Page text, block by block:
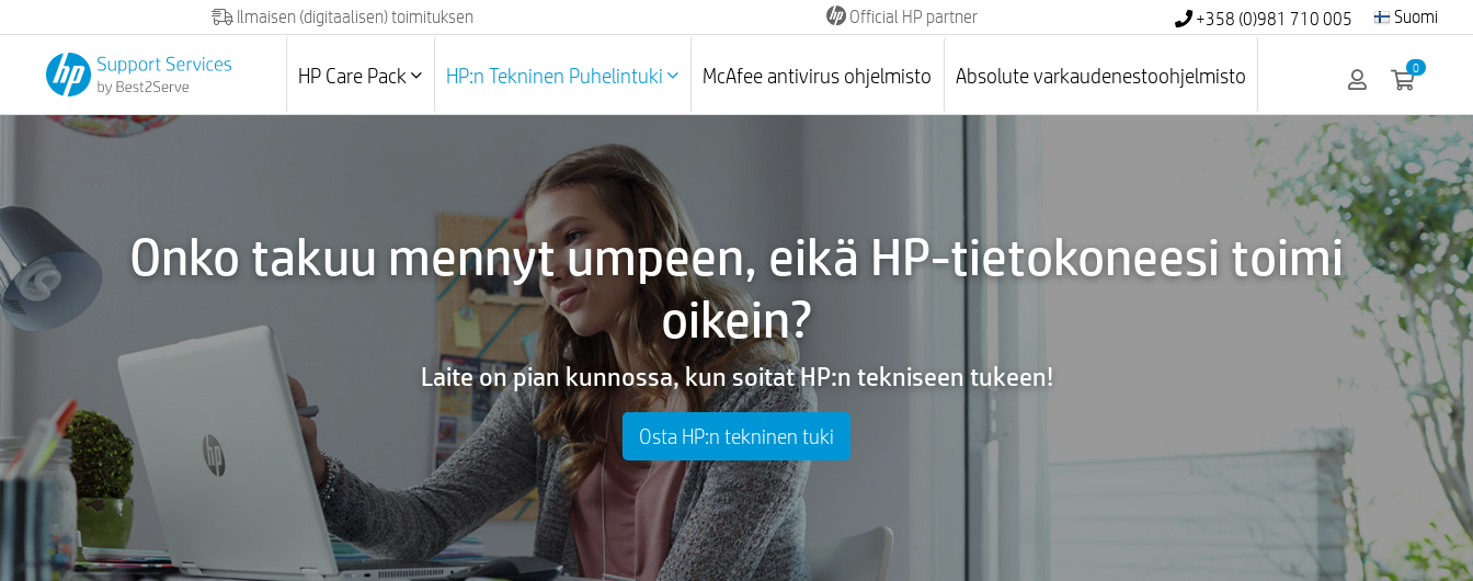
Ilmaisen (digitaalisen) toimituksen Official HP partner +358 (0)981 710 005 Suomi
HP Care Pack HP:n Tekninen Puhelintuki McAfee antivirus ohjelmisto Absolute varkaudenestoohjelmisto 0
Onko takuu mennyt umpeen, eikä HP-tietokoneesi toimi
oikein?
Laite on pian kunnossa, kun soitat HP:n tekniseen tukeen!
Osta HP:n tekninen tuki